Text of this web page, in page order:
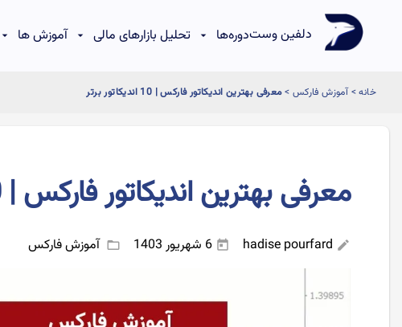
دلفین وستدوره‌ها تحلیل بازارهای مالی آموزش ها
خانه>آموزش فارکس >معرفی بهترین اندیکاتور فارکس | 10 اندیکاتور برتر
معرفی بهترین اندیکاتور فارکس | 10 اندیکاتور برتر
edit
today
folder_open آموزش فارکس